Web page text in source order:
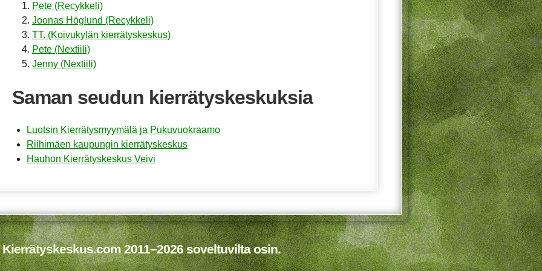
Pete (Recykkeli)
Joonas Höglund (Recykkeli)
TT. (Koivukylän kierrätyskeskus)
Pete (Nextiili)
Jenny (Nextiili)
Saman seudun kierrätyskeskuksia
Luotsin Kierrätysmyymälä ja Pukuvuokraamo
Riihimäen kaupungin kierrätyskeskus
Hauhon Kierrätyskeskus Veivi
2011–2026 soveltuvilta osin.